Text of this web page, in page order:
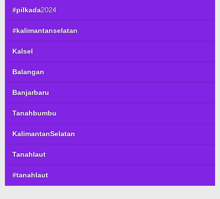
#pilkada2024
#kalimantanselatan
Kalsel
Balangan
Banjarbaru
Tanahbumbu
KalimantanSelatan
Tanahlaut
#tanahlaut